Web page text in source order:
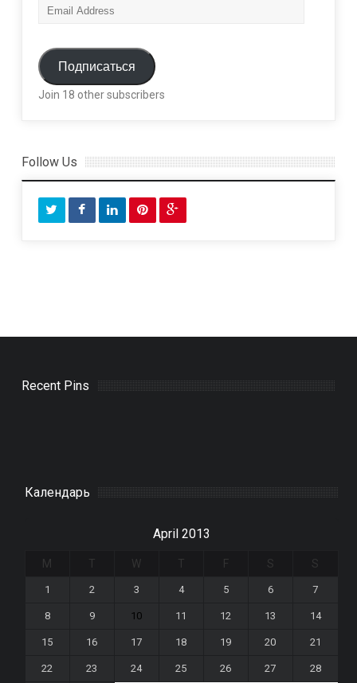
i
A
r
e
s
Подписаться
Join 18 other subscribers
Follow Us
Recent Pins
Календарь
April 2013
M T W T F S S
1 2 3 4 5 6 7
8 9 10 11 12 13 14
15 16 17 18 19 20 21
22 23 24 25 26 27 28